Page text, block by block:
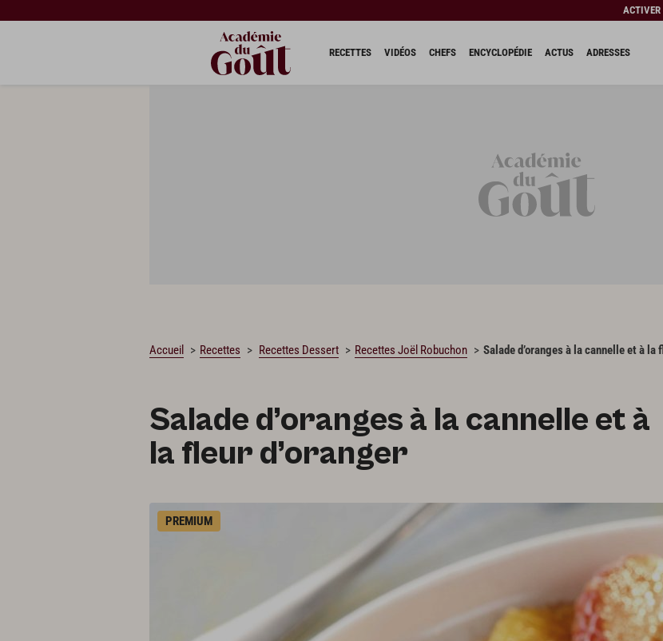
ACTIVER
RECETTES VIDÉOS CHEFS ENCYCLOPÉDIE ACTUS ADRESSES
Accueil Recettes Recettes Dessert Recettes Joël Robuchon Salade d’oranges à la cannelle et à la
Salade d’oranges à la cannelle et à
la fleur d’oranger
PREMIUM
CHARGEMENT…